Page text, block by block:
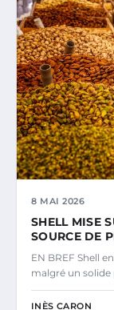
8 MAI 2026
SHELL MISE
SOURCE DE
EN BREF Shell
malgré un
INÈS CARON